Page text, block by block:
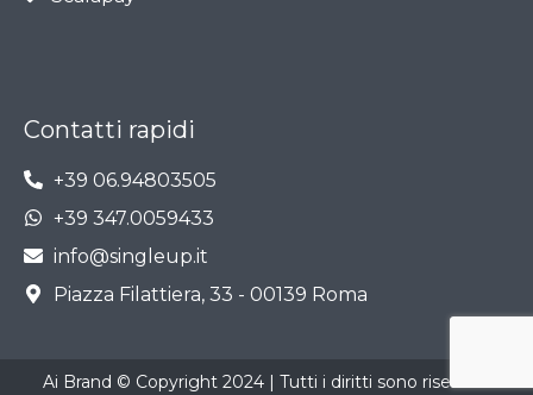
Contatti rapidi
+39 06.94803505
+39 347.0059433
info@singleup.it
Piazza Filattiera, 33 - 00139 Roma
Ai Brand © Copyright 2024 | Tutti i diritti sono riservati.